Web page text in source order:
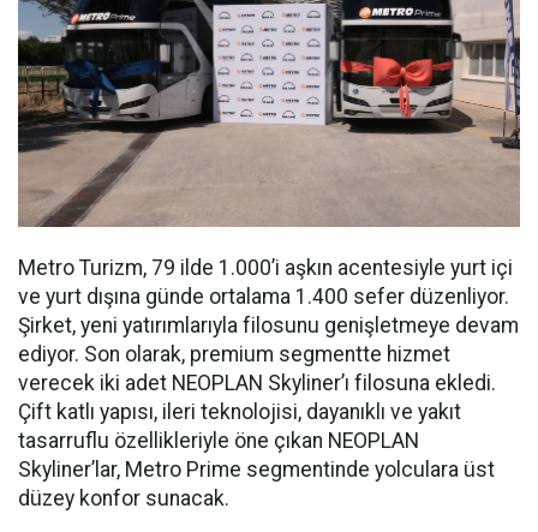
Metro Turizm, 79 ilde 1.000’i aşkın acentesiyle yurt içi
ve yurt dışına günde ortalama 1.400 sefer düzenliyor.
Şirket, yeni yatırımlarıyla filosunu genişletmeye devam
ediyor. Son olarak, premium segmentte hizmet
verecek iki adet NEOPLAN Skyliner’ı filosuna ekledi.
Çift katlı yapısı, ileri teknolojisi, dayanıklı ve yakıt
tasarruflu özellikleriyle öne çıkan NEOPLAN
Skyliner’lar, Metro Prime segmentinde yolculara üst
düzey konfor sunacak.